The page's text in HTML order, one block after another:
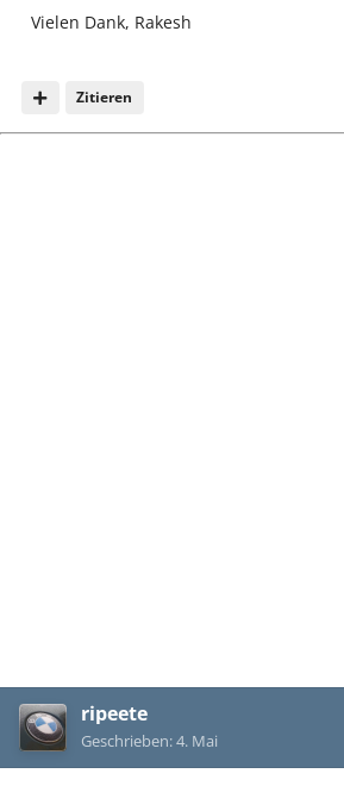
Vielen Dank, Rakesh
Zitieren
ripeete
Geschrieben:4. Mai